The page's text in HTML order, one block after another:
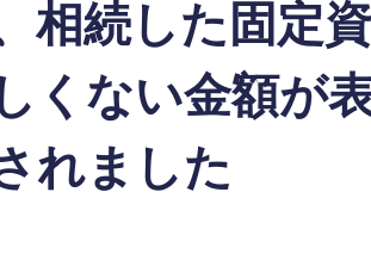
相続した固定
くない金額が
れました